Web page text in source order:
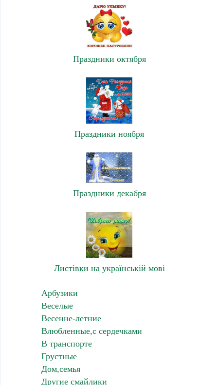
Праздники октября
Праздники ноября
Праздники декабря
Листівки на українській мові
Арбузики
Веселые
Весенне-летние
Влюбленные,с сердечками
В транспорте
Грустные
Дом,семья
Другие смайлики